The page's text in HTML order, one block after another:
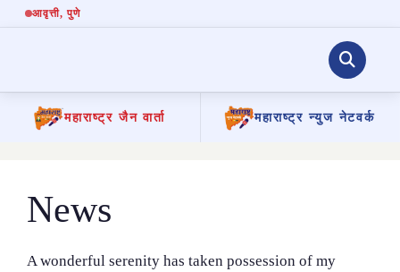
आवृत्ती, पुणे
महाराष्ट्र जैन वार्ता महाराष्ट्र न्युज नेटवर्क
contentNews
A wonderful serenity has taken possession of my